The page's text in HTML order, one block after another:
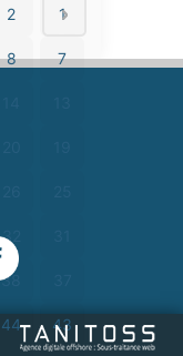
1
2
7
8
32
38
43
44